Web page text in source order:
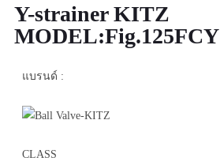
Y-strainer KITZ
MODEL:Fig.125FCY
แบรนด์ :
CLASS